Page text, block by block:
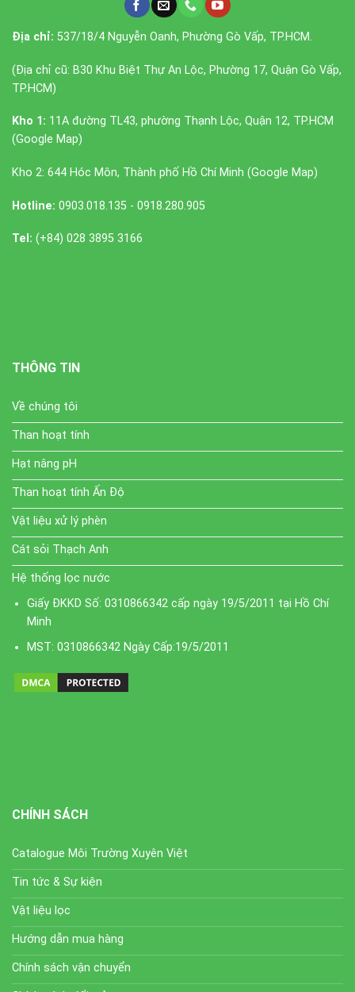
Địa chỉ: 537/18/4 Nguyễn Oanh, Phường Gò Vấp, TP.HCM.
(Địa chỉ cũ: B30 Khu Biệt Thự An Lộc, Phường 17, Quận Gò Vấp,
TP.HCM)
Kho 1: 11A đường TL43, phường Thạnh Lộc, Quận 12, TP.HCM
(Google Map)
Kho 2: 644 Hóc Môn, Thành phố Hồ Chí Minh (Google Map)
Hotline: 0903.018.135 - 0918.280.905
Tel: (+84) 028 3895 3166
THÔNG TIN
Về chúng tôi
Than hoạt tính
Hạt nâng pH
Than hoạt tính Ấn Độ
Vật liệu xử lý phèn
Cát sỏi Thạch Anh
Hệ thống lọc nước
Giấy ĐKKD Số: 0310866342 cấp ngày 19/5/2011 tại Hồ Chí
Minh
MST: 0310866342 Ngày Cấp:19/5/2011
CHÍNH SÁCH
Catalogue Môi Trường Xuyên Việt
Tin tức & Sự kiện
Vật liệu lọc
Hướng dẫn mua hàng
Chính sách vận chuyển